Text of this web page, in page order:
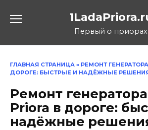
Первый о приорах
ГЛАВНАЯ СТРАНИЦА » РЕМОНТ ГЕНЕРАТОРА
ДОРОГЕ: БЫСТРЫЕ И НАДЁЖНЫЕ
Ремонт
Priora в дороге:
надёжные